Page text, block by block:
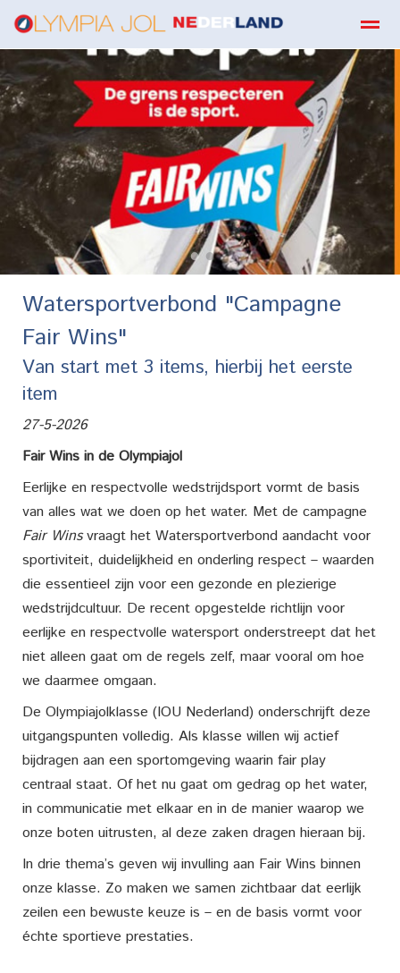
boekbestellen
Home Zoeken E-mail Contact
● ●
Watersportverbond "Campagne
Fair Wins"
Van start met 3 items, hierbij het eerste
item
27-5-2026
Fair Wins in de Olympiajol
Eerlijke en respectvolle wedstrijdsport vormt de basis
van alles wat we doen op het water. Met de campagne
Fair Winsvraagt het Watersportverbond aandacht voor
sportiviteit, duidelijkheid en onderling respect – waarden
die essentieel zijn voor een gezonde en plezierige
wedstrijdcultuur. De recent opgestelde richtlijn voor
eerlijke en respectvolle watersport onderstreept dat het
niet alleen gaat om de regels zelf, maar vooral om hoe
we daarmee omgaan.
De Olympiajolklasse (IOU Nederland) onderschrijft deze
uitgangspunten volledig. Als klasse willen wij actief
bijdragen aan een sportomgeving waarin fair play
centraal staat. Of het nu gaat om gedrag op het water,
in communicatie met elkaar en in de manier waarop we
onze boten uitrusten, al deze zaken dragen hieraan bij.
In drie thema’s geven wij invulling aan Fair Wins binnen
onze klasse. Zo maken we samen zichtbaar dat eerlijk
zeilen een bewuste keuze is – en de basis vormt voor
échte sportieve prestaties.